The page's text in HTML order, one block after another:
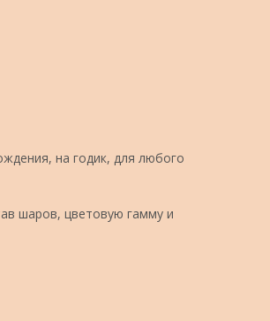
на годик, для любого
шаров, цветовую гамму и